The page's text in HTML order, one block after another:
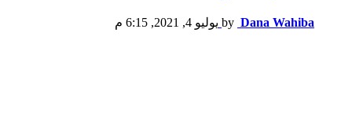
by Dana Wahiba يوليو 4, 2021, 6:15 م